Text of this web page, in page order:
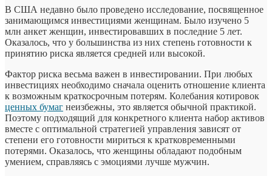
В США недавно было проведено исследование, посвященное
занимающимся инвестициями женщинам. Было изучено 5
млн анкет женщин, инвестировавших в последние 5 лет.
Оказалось, что у большинства из них степень готовности к
принятию риска является средней или высокой.
Фактор риска весьма важен в инвестировании. При любых
инвестициях необходимо сначала оценить отношение клиента
к возможным краткосрочным потерям. Колебания котировок
ценных бумаг неизбежны, это является обычной практикой.
Поэтому подходящий для конкретного клиента набор активов
вместе с оптимальной стратегией управления зависят от
степени его готовности мириться к кратковременными
потерями. Оказалось, что женщины обладают подобным
умением, справляясь с эмоциями лучше мужчин.